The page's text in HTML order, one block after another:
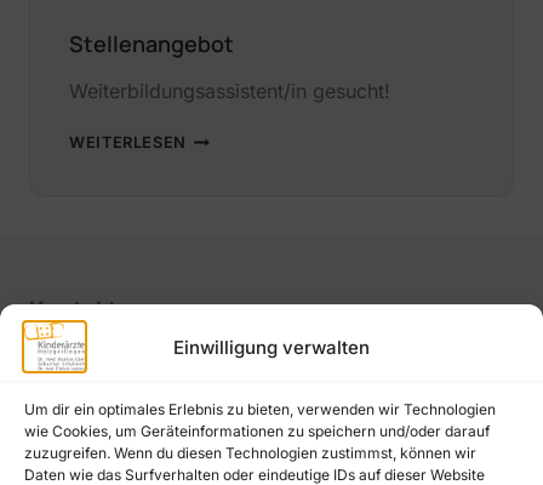
Einwilligung verwalten
Um dir ein optimales Erlebnis zu bieten, verwenden wir Technologien
wie Cookies, um Geräteinformationen zu speichern und/oder darauf
zuzugreifen. Wenn du diesen Technologien zustimmst, können wir
Daten wie das Surfverhalten oder eindeutige IDs auf dieser Website
Stellenangebot
Weiterbildungsassistent/in gesucht!
WEITERLESEN STELLENANGEBOT
Kontakt
Kinderärzte Holzgerlingen
71088 Holzgerlingen
07031 602003